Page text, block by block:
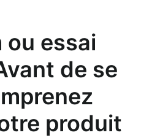
ou essai
de se
produit